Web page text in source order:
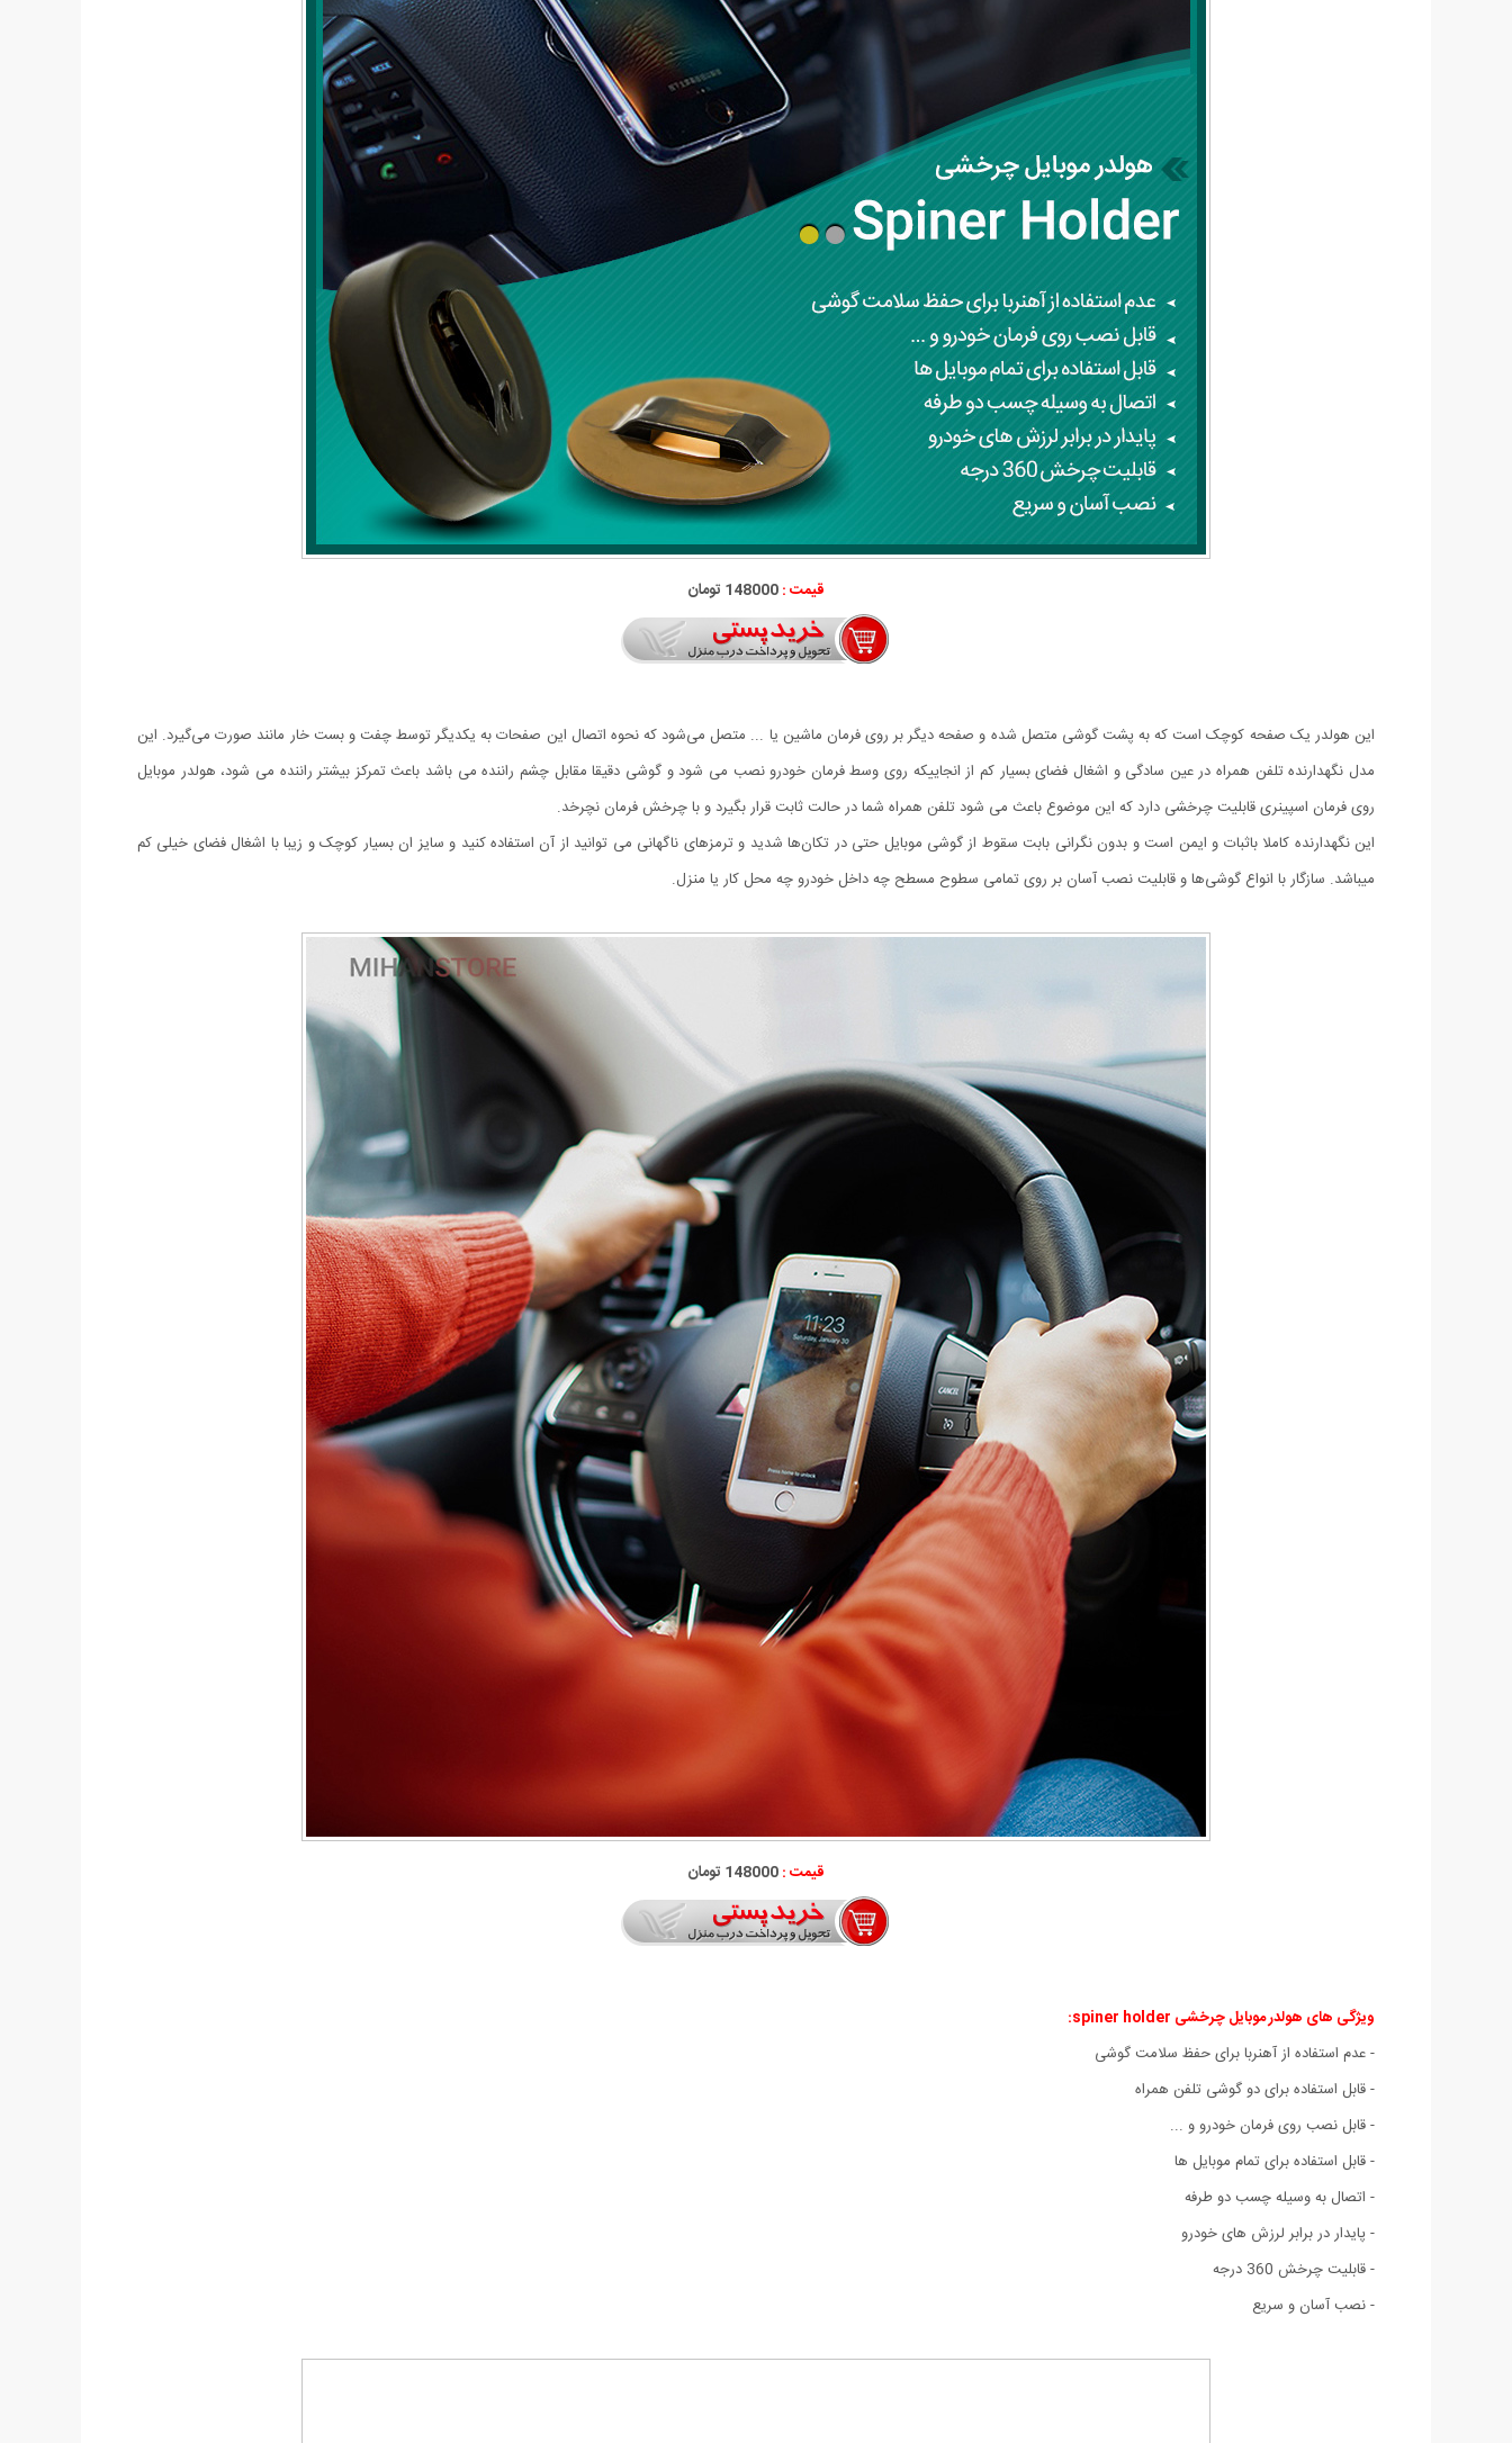
قیمت :148000 تومان
این هولدر یک صفحه کوچک است که به پشت گوشی متصل شده و صفحه دیگر بر روی فرمان ماشین یا ... متصل می‌شود که نحوه اتصال این صفحات به یکدیگر توسط چفت و بست خار مانند صورت می‌گیرد. این
مدل نگهدارنده تلفن همراه در عین سادگی و اشغال فضای بسیار کم از انجاییکه روی وسط فرمان خودرو نصب می شود و گوشی دقیقا مقابل چشم راننده می باشد باعث تمرکز بیشتر راننده می شود، هولدر موبایل
روی فرمان اسپینری قابلیت چرخشی دارد که این موضوع باعث می شود تلفن همراه شما در حالت ثابت قرار بگیرد و با چرخش فرمان نچرخد.
این نگهدارنده کاملا باثبات و ایمن است و بدون نگرانی بابت سقوط از گوشی موبایل حتی در تکان‌ها شدید و ترمزهای ناگهانی می توانید از آن استفاده کنید و سایز ان بسیار کوچک و زیبا با اشغال فضای خیلی کم
میباشد. سازگار با انواع گوشی‌ها و قابلیت نصب آسان بر روی تمامی سطوح مسطح چه داخل خودرو چه محل کار یا منزل.
قیمت :148000 تومان
ویژگی های هولدر موبایل چرخشی spiner holder
:
- عدم استفاده از آهنربا برای حفظ سلامت گوشی
- قابل استفاده برای دو گوشی تلفن همراه
- قابل نصب روی فرمان خودرو و ...
- قابل استفاده برای تمام موبایل ها
- اتصال به وسیله چسب دو طرفه
- پایدار در برابر لرزش های خودرو
- قابلیت چرخش 360 درجه
- نصب آسان و سریع